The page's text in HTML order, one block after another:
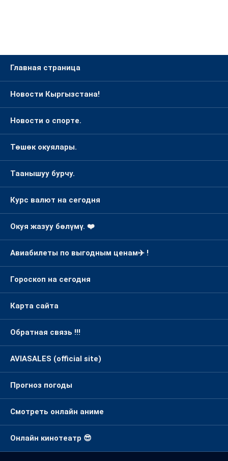
Главная страница
Новости Кыргызстана!
Новости о спорте.
Төшөк окуялары.
Таанышуу бурчу.
Курс валют на сегодня
Окуя жазуу бөлүмү. ❤️
Авиабилеты по выгодным ценам✈️ !
Гороскоп на сегодня
Карта сайта
Обратная связь !!!
AVIASALES (official site)
Прогноз погоды
Смотреть онлайн аниме
Онлайн кинотеатр 😎